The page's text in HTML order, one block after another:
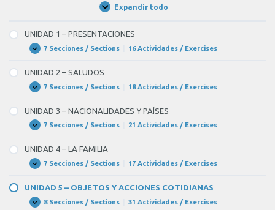
Expandir todo
Unidades
UNIDAD 1 – PRESENTACIONES
Expandir
UNIDAD
–
PRESENTACIONES
7 Secciones / Sections 16 Actividades / Exercises
UNIDAD 2 – SALUDOS
Expandir
UNIDAD
–
SALUDOS
7 Secciones / Sections 18 Actividades / Exercises
UNIDAD 3 – NACIONALIDADES Y PAÍSES
Expandir
UNIDAD
–
NACIONALIDADES
Y
PAÍSES
7 Secciones / Sections 21 Actividades / Exercises
UNIDAD 4 – LA FAMILIA
Expandir
UNIDAD
–
LA
FAMILIA
7 Secciones / Sections 17 Actividades / Exercises
UNIDAD 5 – OBJETOS Y ACCIONES COTIDIANAS
Expandir
UNIDAD8 Secciones / Sections 31 Actividades / Exercises